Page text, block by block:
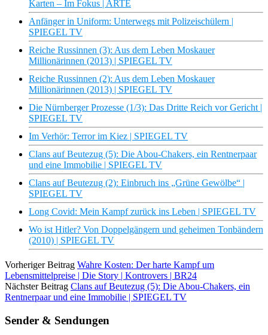
Karten – Im Fokus | ARTE
Anfänger in Uniform: Unterwegs mit Polizeischülern |
SPIEGEL TV
Reiche Russinnen (3): Aus dem Leben Moskauer
Millionärinnen (2013) | SPIEGEL TV
Reiche Russinnen (2): Aus dem Leben Moskauer
Millionärinnen (2013) | SPIEGEL TV
Die Nürnberger Prozesse (1/3): Das Dritte Reich vor Gericht |
SPIEGEL TV
Im Verhör: Terror im Kiez | SPIEGEL TV
Clans auf Beutezug (5): Die Abou-Chakers, ein Rentnerpaar
und eine Immobilie | SPIEGEL TV
Clans auf Beutezug (2): Einbruch ins „Grüne Gewölbe“ |
SPIEGEL TV
Long Covid: Mein Kampf zurück ins Leben | SPIEGEL TV
Wo ist Hitler? Von Doppelgängern und geheimen Tonbändern
(2010) | SPIEGEL TV
Vorheriger Beitrag Wahre Kosten: Der harte Kampf um
Lebensmittelpreise | Die Story | Kontrovers | BR24
Nächster Beitrag Clans auf Beutezug (5): Die Abou-Chakers, ein
Rentnerpaar und eine Immobilie | SPIEGEL TV
Sender & Sendungen